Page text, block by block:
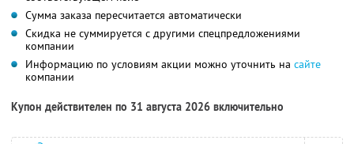
Сумма заказа пересчитается автоматически
Скидка не суммируется с другими спецпредложениями
компании
Информацию по условиям акции можно уточнить на сайте
компании
Купон действителен по 31 августа 2026 включительно